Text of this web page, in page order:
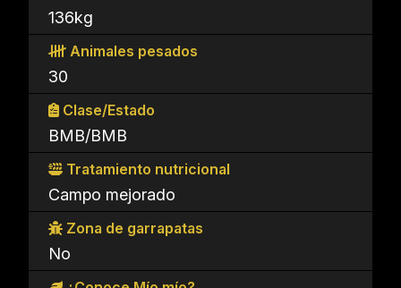
136kg
Animales pesados
30
Clase/Estado
BMB/BMB
Tratamiento nutricional
Campo mejorado
Zona de garrapatas
No